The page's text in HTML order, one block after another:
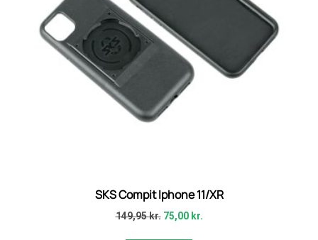
SKS Compit Iphone 11/XR
149,95kr. 75,00 kr.